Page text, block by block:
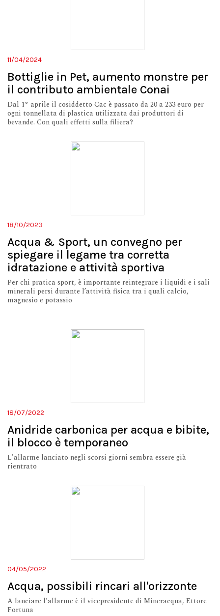
11/04/2024
Bottiglie in Pet, aumento monstre per
il contributo ambientale Conai
Dal 1° aprile il cosiddetto Cac è passato da 20 a 233 euro per
ogni tonnellata di plastica utilizzata dai produttori di
bevande. Con quali effetti sulla filiera?
18/10/2023
Acqua & Sport, un convegno per
spiegare il legame tra corretta
idratazione e attività sportiva
Per chi pratica sport, è importante reintegrare i liquidi e i sali
minerali persi durante l’attività fisica tra i quali calcio,
magnesio e potassio
18/07/2022
Anidride carbonica per acqua e bibite,
il blocco è temporaneo
L'allarme lanciato negli scorsi giorni sembra essere già
rientrato
04/05/2022
Acqua, possibili rincari all'orizzonte
A lanciare l'allarme è il vicepresidente di Mineracqua, Ettore
Fortuna